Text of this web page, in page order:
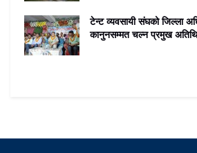
टेन्ट व्यवसायी संघको जिल्ला
कानुनसम्मत चल्न प्रमुख